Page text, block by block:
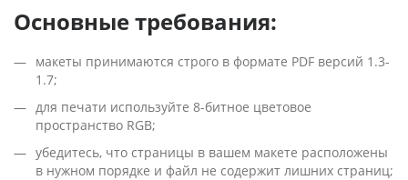
Основные требования:
макеты принимаются строго в формате PDF версий 1.3-
1.7;
для печати используйте 8-битное цветовое
пространство RGB;
убедитесь, что страницы в вашем макете расположены
в нужном порядке и файл не содержит лишних страниц;